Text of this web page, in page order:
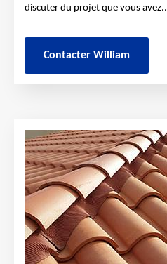
discuter du projet que vous avez..
Contacter William